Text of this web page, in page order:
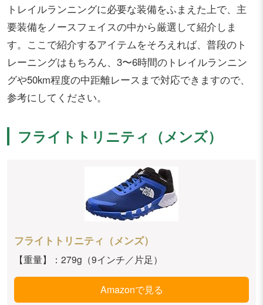
トレイルランニングに必要な装備をふまえた上で、主
要装備をノースフェイスの中から厳選して紹介しま
す。ここで紹介するアイテムをそろえれば、普段のト
レーニングはもちろん、3〜6時間のトレイルランニン
グや50km程度の中距離レースまで対応できますので、
参考にしてください。
フライトトリニティ（メンズ）
フライトトリニティ（メンズ）
【重量】：279g（9インチ／片足）
Amazonで見る